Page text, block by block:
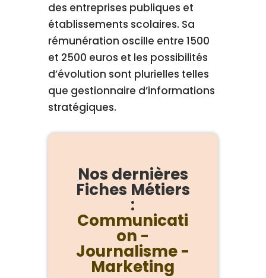
des entreprises publiques et
établissements scolaires. Sa
rémunération oscille entre 1500
et 2500 euros et les possibilités
d’évolution sont plurielles telles
que gestionnaire d’informations
stratégiques.
Nos dernières
Fiches Métiers
:
Communicati
on -
Journalisme -
Marketing